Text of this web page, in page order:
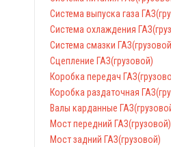
Система выпуска газа
Система охлаждения
Система смазки
Сцепление ГАЗ(грузовой)
Коробка передач
Коробка раздаточная
Валы карданные
Мост передний ГАЗ(грузовой)
Мост задний ГАЗ(грузовой)